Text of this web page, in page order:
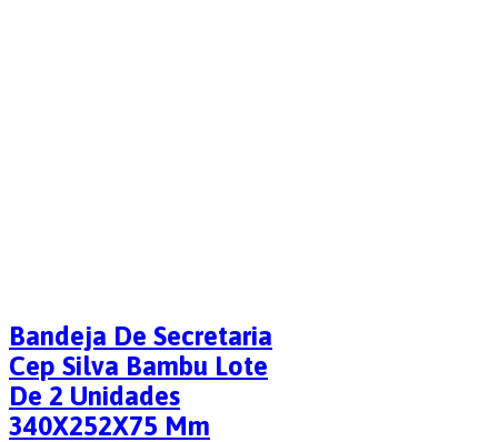
Bandeja De Secretaria
Cep Silva Bambu Lote
De 2 Unidades
340X252X75 Mm